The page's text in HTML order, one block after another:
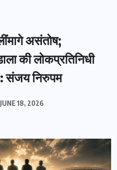
असंतोष;
की लोकप्रतिनिधी
: संजय निरुपम
JUNE 18, 2026